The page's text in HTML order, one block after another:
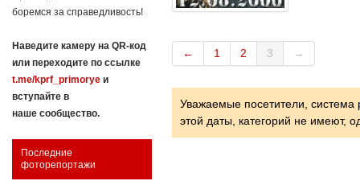
боремся за справедливость!
Наведите камеру на QR-код
или переходите по ссылке
t.me/kprf_primorye и
вступайте в
наше сообщество.
Последние
фоторепортажи
← 1 2 3 →
Уважаемые посетители, система
этой даты, категорий не имеют,